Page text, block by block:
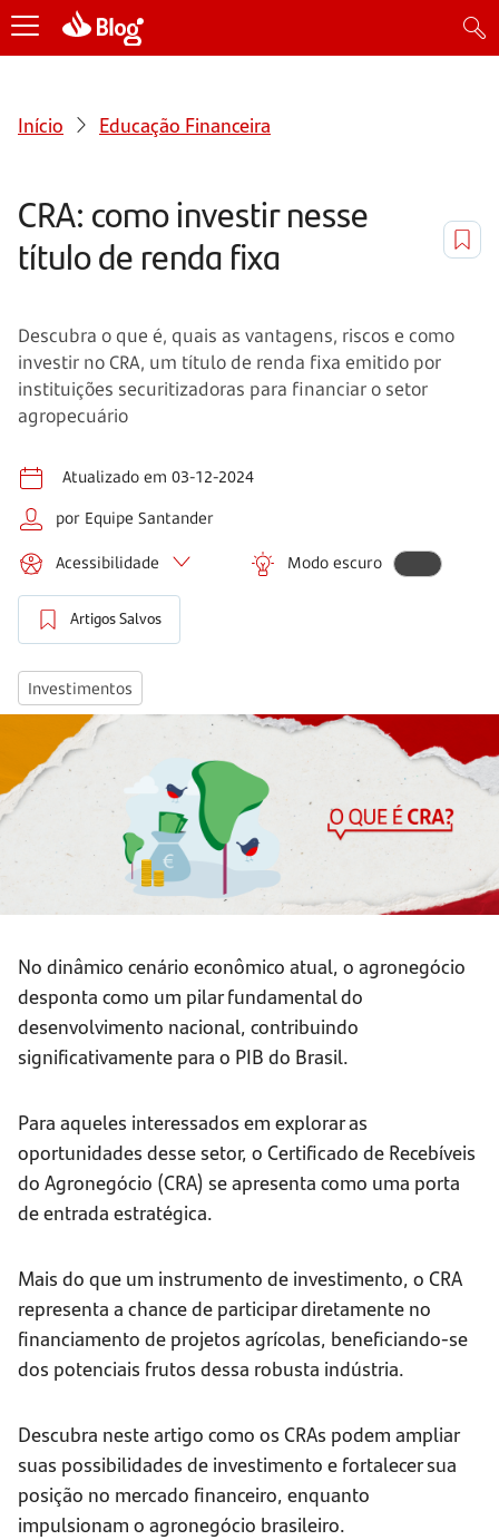
Início Educação Financeira
CRA: como investir nesse
título de renda fixa
Descubra o que é, quais as vantagens, riscos e como
investir no CRA, um título de renda fixa emitido por
instituições securitizadoras para financiar o setor
agropecuário
Atualizado em 03-12-2024
por Equipe Santander
Acessibilidade Modo escuro
Artigos Salvos
Investimentos
No dinâmico cenário econômico atual, o agronegócio
desponta como um pilar fundamental do
desenvolvimento nacional, contribuindo
significativamente para o PIB do Brasil.
Para aqueles interessados em explorar as
oportunidades desse setor, o Certificado de Recebíveis
do Agronegócio (CRA) se apresenta como uma porta
de entrada estratégica.
Mais do que um instrumento de investimento, o CRA
representa a chance de participar diretamente no
financiamento de projetos agrícolas, beneficiando-se
dos potenciais frutos dessa robusta indústria.
Descubra neste artigo como os CRAs podem ampliar
suas possibilidades de investimento e fortalecer sua
posição no mercado financeiro, enquanto
impulsionam o agronegócio brasileiro.